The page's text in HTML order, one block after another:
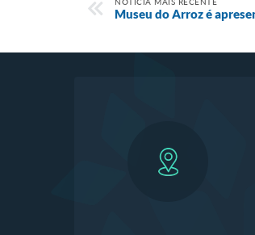
Museu do Arroz é